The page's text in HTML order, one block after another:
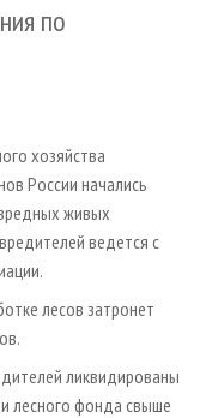
по
хозяйства
России начались
живых
ведется с
лесов затронет
ликвидированы
лесного фонда свыше